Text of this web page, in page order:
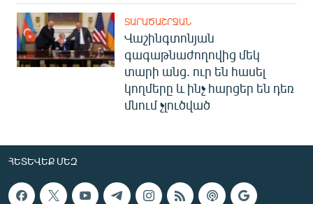
ՏԱՐԱԾԱՇՐՋԱՆ
Վաշինգտոնյան
գագաթնաժողովից մեկ
տարի անց. ուր են հասել
կողմերը և ինչ հարցեր են դեռ
մնում չլուծված
ՀԵՏԵՎԵՔ ՄԵԶ